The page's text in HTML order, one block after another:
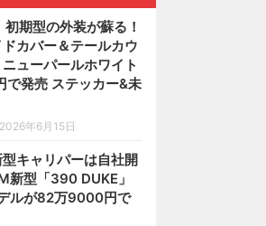
初期型の外装が蘇る！
ドカバー＆テールカウ
ューパールホワイト
発売 ステッカー&未
2026年6月15日
型キャリパーは自社開
新型「390 DUKE」
ルが82万9000円で